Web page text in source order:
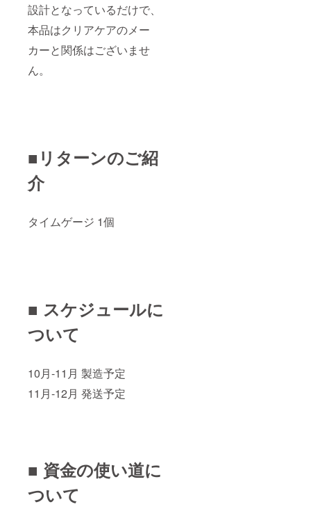
設計となっているだけで、
本品はクリアケアのメー
カーと関係はございませ
ん。
■リターンのご紹
介
タイムゲージ 1個
■ スケジュールに
ついて
10月-11月 製造予定
11月-12月 発送予定
■ 資金の使い道に
ついて